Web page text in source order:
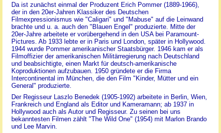
Da ist zunächst einmal der Produzent Erich Pommer (1889-1966),
der in den 20er-Jahren Klassiker des Deutschen
Filmexpressionismus wie "Caligari" und "Mabuse" auf die Leinwand
brachte und u. a. auch den "Blauen Engel" produzierte. Mitte der
20er-Jahre arbeitete er vorübergehend in den USA bei Paramount-
Pictures. Ab 1933 lebte er in Paris und London, später in Hollywood.
1944 wurde Pommer amerikanischer Staatsbürger. 1946 kam er als
Filmoffizier der amerikanischen Militärregierung nach Deutschland
und beabsichtigte, einen Markt für deutsch-amerikanische
Koproduktionen aufzubauen. 1950 gründete er die Firma
Intercontinental im München, die den Film "Kinder, Mütter und ein
General" produzierte.
Der Regisseur Laszlo Benedek (1905-1992) arbeitete in Berlin, Wien,
Frankreich und England als Editor und Kameramann; ab 1937 in
Hollywood auch als Autor und Regisseur. Zu seinen bei uns
bekanntesten Filmen zählt "The Wild One" (1954) mit Marlon Brando
und Lee Marvin.